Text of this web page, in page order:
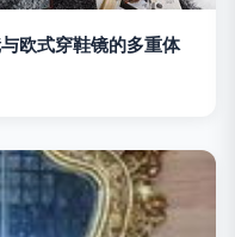
欧式穿鞋镜的多重体